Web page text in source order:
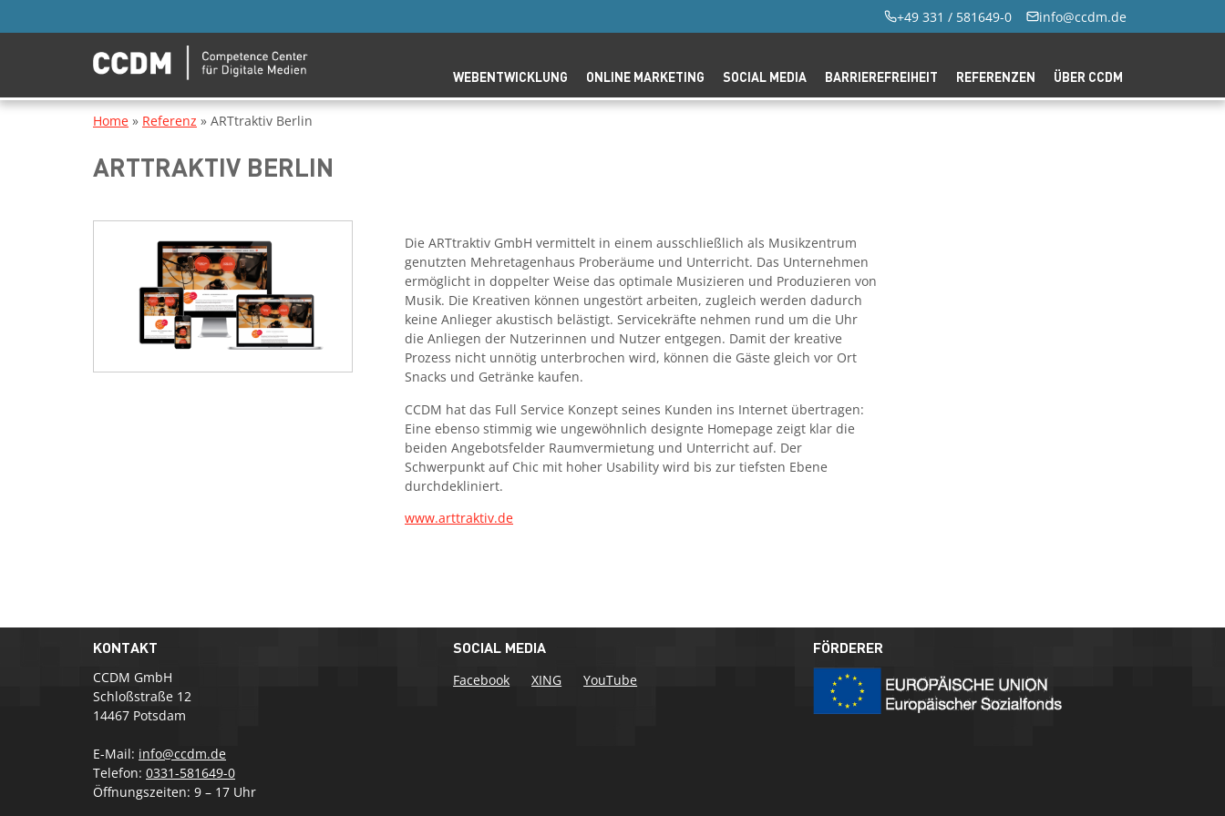
+49 331 / 581649-0 info@ccdm.de
WEBENTWICKLUNG ONLINE MARKETING SOCIAL MEDIA BARRIEREFREIHEIT REFERENZEN ÜBER CCDM
Home » Referenz » ARTtraktiv Berlin
ARTTRAKTIV BERLIN
Die ARTtraktiv GmbH vermittelt in einem ausschließlich als Musikzentrum
genutzten Mehretagenhaus Proberäume und Unterricht. Das Unternehmen
ermöglicht in doppelter Weise das optimale Musizieren und Produzieren von
Musik. Die Kreativen können ungestört arbeiten, zugleich werden dadurch
keine Anlieger akustisch belästigt. Servicekräfte nehmen rund um die Uhr
die Anliegen der Nutzerinnen und Nutzer entgegen. Damit der kreative
Prozess nicht unnötig unterbrochen wird, können die Gäste gleich vor Ort
Snacks und Getränke kaufen.
CCDM hat das Full Service Konzept seines Kunden ins Internet übertragen:
Eine ebenso stimmig wie ungewöhnlich designte Homepage zeigt klar die
beiden Angebotsfelder Raumvermietung und Unterricht auf. Der
Schwerpunkt auf Chic mit hoher Usability wird bis zur tiefsten Ebene
durchdekliniert.
www.arttraktiv.de
KONTAKT
CCDM GmbH
Schloßstraße 12
14467 Potsdam
E-Mail: info@ccdm.de
Telefon: 0331-581649-0
Öffnungszeiten: 9 – 17 Uhr
SOCIAL MEDIA
Facebook
XING YouTube
FÖRDERER